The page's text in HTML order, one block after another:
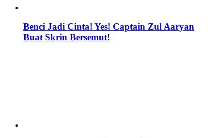
Benci Jadi Cinta! Yes! Captain Zul Aaryan
Buat Skrin Bersemut!